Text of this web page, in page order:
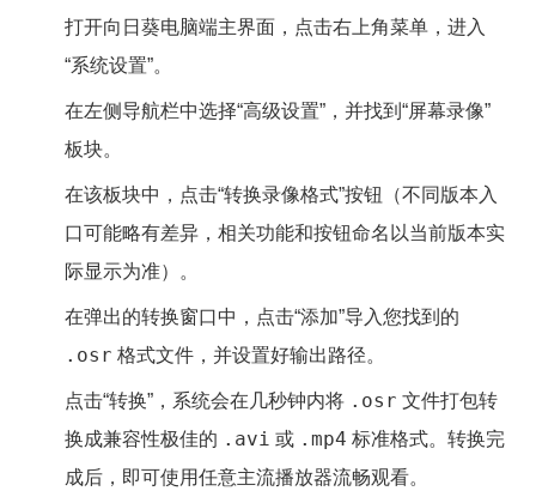
打开向日葵电脑端主界面，点击右上角菜单，进入
“系统设置”。
在左侧导航栏中选择“高级设置”，并找到“屏幕录像”
板块。
在该板块中，点击“转换录像格式”按钮（不同版本入
口可能略有差异，相关功能和按钮命名以当前版本实
际显示为准）。
在弹出的转换窗口中，点击“添加”导入您找到的
.osr 格式文件，并设置好输出路径。
点击“转换”，系统会在几秒钟内将 .osr 文件打包转
换成兼容性极佳的 .avi 或 .mp4 标准格式。转换完
成后，即可使用任意主流播放器流畅观看。